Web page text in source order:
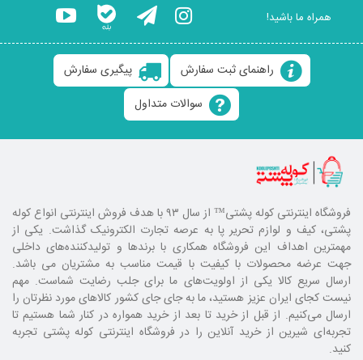
همراه ما باشید!
راهنمای ثبت سفارش
پیگیری سفارش
سوالات متداول
فروشگاه اینترنتی کوله پشتی
™ از سال ۹۳ با هدف فروش اینترنتی انواع کوله
پشتی، کیف و لوازم تحریر پا به عرصه تجارت الکترونیک گذاشت. یکی از
مهمترین اهداف این فروشگاه همکاری با برند‌ها و تولیدکننده‌های داخلی
جهت عرضه محصولات با کیفیت با قیمت مناسب به مشتریان می باشد.
ارسال سریع کالا یکی از اولویت‌های ما برای جلب رضایت شماست. مهم
نیست کجای ایران عزیز هستید، ما به جای جای کشور کالا‌های مورد نظرتان را
ارسال می‌کنیم. از قبل از خرید تا بعد از خرید همواره در کنار شما هستیم تا
تجربه‌ای شیرین از خرید آنلاین را در فروشگاه اینترنتی کوله پشتی تجربه
کنید.